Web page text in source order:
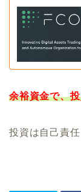
余裕資金で、
投資は自己責